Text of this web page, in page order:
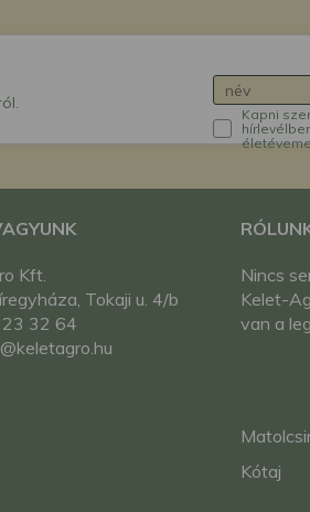
Kapni
Kft.
Tokaji u. 4/b
32 64
Nincs
Kelet-
van a
Kótaj